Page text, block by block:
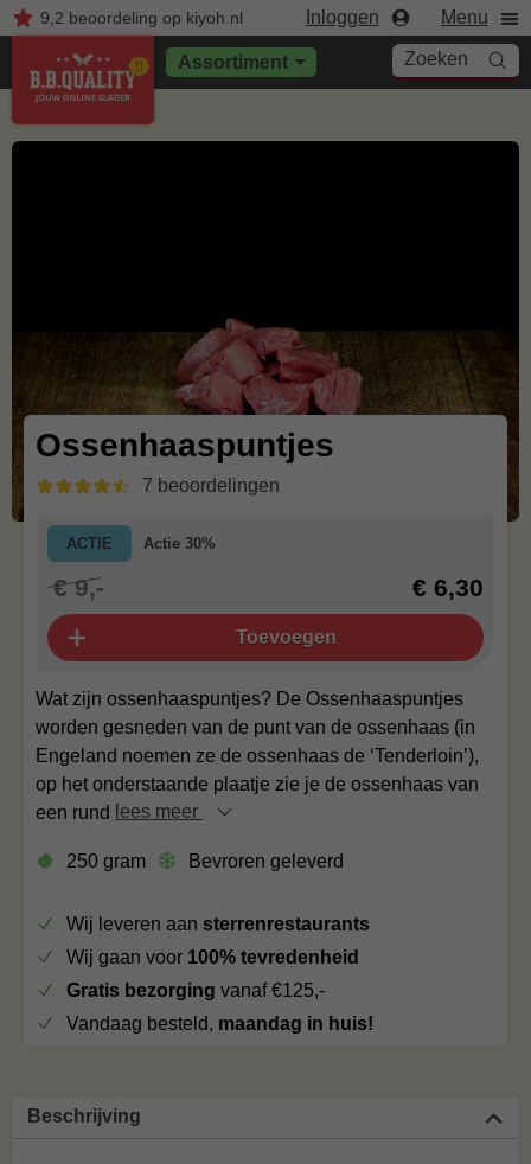
9,2 beoordelingop kiyoh.nl Inloggen Menu
Assortiment Zoeken
Ossenhaaspuntjes
7 beoordelingen
Wat zijn ossenhaaspuntjes? De Ossenhaaspuntjes
worden gesneden van de punt van de ossenhaas (in
Engeland noemen ze de ossenhaas de ‘Tenderloin’),
op het onderstaande plaatje zie je de ossenhaas van
een rund
lees meer
250 gram Bevroren geleverd
ACTIE Actie 30%
€ 9,- € 6,30
Toevoegen
Wij leveren aan sterrenrestaurants
Wij gaan voor 100% tevredenheid
Gratis bezorging vanaf €125,-
Vandaag besteld, maandag in huis!
Beschrijving